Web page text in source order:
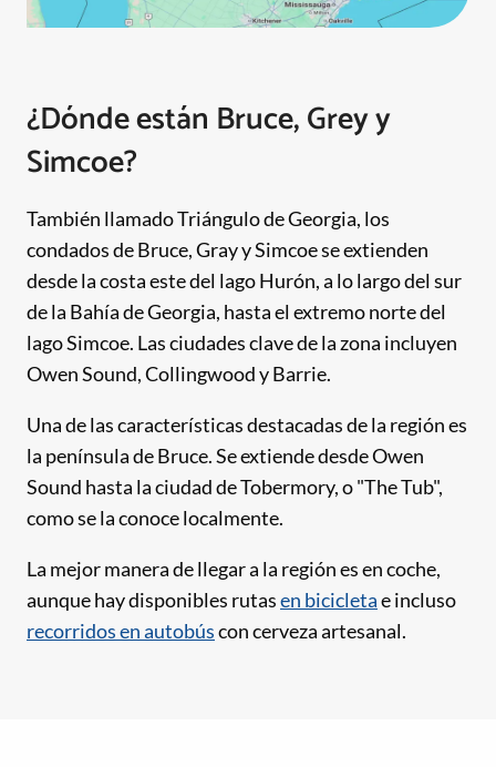
¿Dónde están Bruce, Grey y
Simcoe?
También llamado Triángulo de Georgia, los
condados de Bruce, Gray y Simcoe se extienden
desde la costa este del lago Hurón, a lo largo del sur
de la Bahía de Georgia, hasta el extremo norte del
lago Simcoe. Las ciudades clave de la zona incluyen
Owen Sound, Collingwood y Barrie.
Una de las características destacadas de la región es
la península de Bruce. Se extiende desde Owen
Sound hasta la ciudad de Tobermory, o "The Tub",
como se la conoce localmente.
La mejor manera de llegar a la región es en coche,
aunque hay disponibles rutasen bicicletae incluso
recorridos en autobúscon cerveza artesanal.